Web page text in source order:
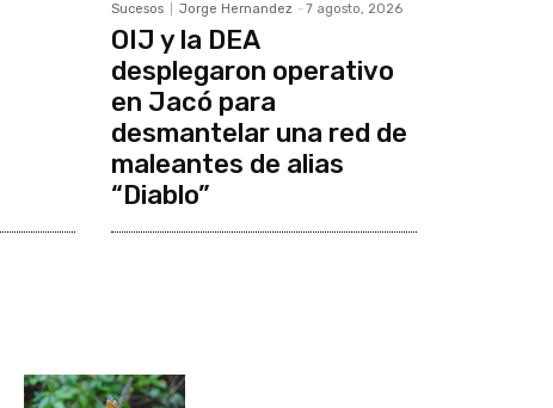
Sucesos Jorge Hernandez - 7 agosto, 2026
OIJ y la DEA
desplegaron operativo
en Jacó para
desmantelar una red de
maleantes de alias
“Diablo”